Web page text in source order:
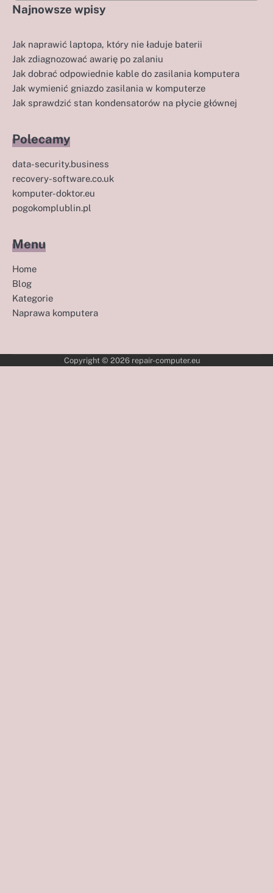
Najnowsze wpisy
Jak naprawić laptopa, który nie ładuje baterii
Jak zdiagnozować awarię po zalaniu
Jak dobrać odpowiednie kable do zasilania komputera
Jak wymienić gniazdo zasilania w komputerze
Jak sprawdzić stan kondensatorów na płycie głównej
Polecamy
data-security.business
recovery-software.co.uk
komputer-doktor.eu
pogokomplublin.pl
Menu
Home
Blog
Kategorie
Naprawa komputera
Copyright © 2026 repair-computer.eu